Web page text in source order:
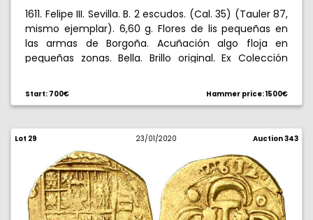
1611. Felipe III. Sevilla. B. 2 escudos. (Cal. 35) (Tauler 87,
mismo ejemplar). 6,60 g. Flores de lis pequeñas en
las armas de Borgoña. Acuñación algo floja en
pequeñas zonas. Bella. Brillo original. Ex Colección
Start: 700€ Hammer price: 1500€
Lot 29 23/01/2020 Auction 343